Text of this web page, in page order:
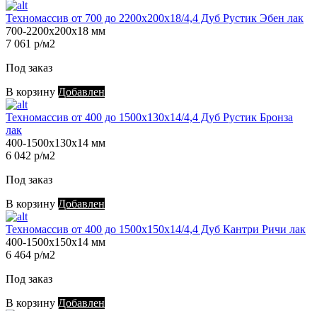
Техномассив от 700 до 2200х200х18/4,4 Дуб Рустик Эбен лак
700-2200х200х18 мм
7 061 р/м2
Под заказ
В корзину Добавлен
Техномассив от 400 до 1500х130х14/4,4 Дуб Рустик Бронза
лак
400-1500х130х14 мм
6 042 р/м2
Под заказ
В корзину Добавлен
Техномассив от 400 до 1500х150х14/4,4 Дуб Кантри Ричи лак
400-1500х150х14 мм
6 464 р/м2
Под заказ
В корзину Добавлен